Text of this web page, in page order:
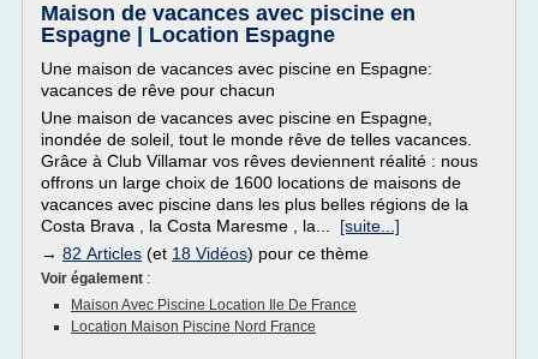
Maison de vacances avec piscine en
Espagne | Location Espagne
Une maison de vacances avec piscine en Espagne:
vacances de rêve pour chacun
Une maison de vacances avec piscine en Espagne,
inondée de soleil, tout le monde rêve de telles vacances.
Grâce à Club Villamar vos rêves deviennent réalité : nous
offrons un large choix de 1600 locations de maisons de
vacances avec piscine dans les plus belles régions de la
Costa Brava , la Costa Maresme , la... [suite...]
→ 82 Articles (et 18 Vidéos) pour ce thème
Voir également :
Maison Avec Piscine Location Ile De France
Location Maison Piscine Nord France